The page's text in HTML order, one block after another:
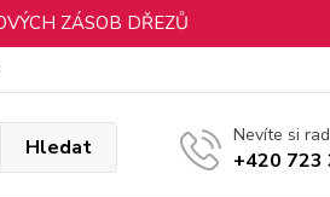
ZÁSOB DŘEZŮ
Hledat Nevíte si
+420 723